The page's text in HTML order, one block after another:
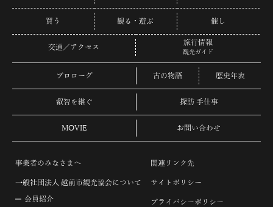
買う 観る・遊ぶ 催し
交通／アクセス
旅行情報
観光ガイド
プロローグ 古の物語 歴史年表
叡智を継ぐ 探訪 手仕事
MOVIE お問い合わせ
事業者のみなさまへ
一般社団法人 越前市観光協会について
会員紹介
関連リンク先
サイトポリシー
プライバシーポリシー